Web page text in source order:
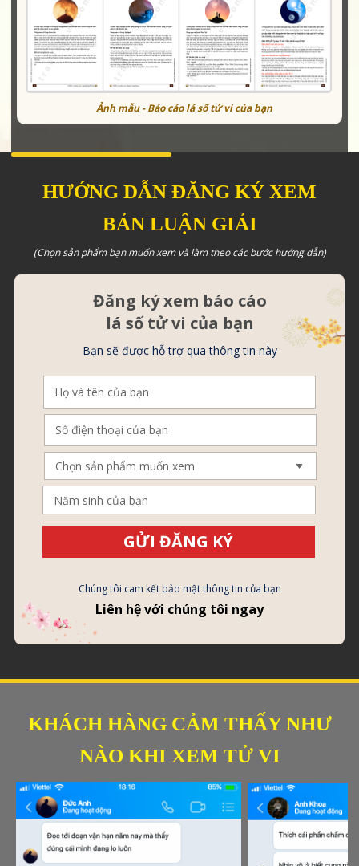
Ảnh mẫu - Báo cáo lá số tử vi của bạn
HƯỚNG DẪN ĐĂNG KÝ XEM
BẢN LUẬN GIẢI
(Chọn sản phẩm bạn muốn xem và làm theo các bước hướng dẫn)
Đăng ký xem báo cáo
lá số tử vi của bạn
Bạn sẽ được hỗ trợ qua thông tin này
Chúng tôi cam kết bảo mật thông tin của bạn
Liên hệ với chúng tôi ngay
GỬI ĐĂNG KÝ
KHÁCH HÀNG CẢM THẤY NHƯ
NÀO KHI XEM TỬ VI